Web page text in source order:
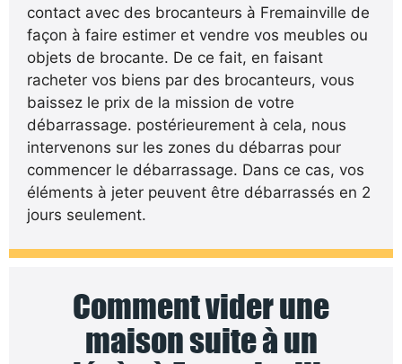
contact avec des brocanteurs à Fremainville de
façon à faire estimer et vendre vos meubles ou
objets de brocante. De ce fait, en faisant
racheter vos biens par des brocanteurs, vous
baissez le prix de la mission de votre
débarrassage. postérieurement à cela, nous
intervenons sur les zones du débarras pour
commencer le débarrassage. Dans ce cas, vos
éléments à jeter peuvent être débarrassés en 2
jours seulement.
Comment vider une
maison suite à un